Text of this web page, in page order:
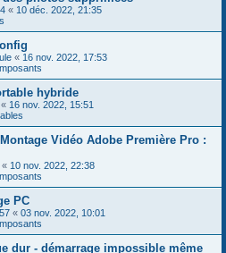
« 10 déc. 2022, 21:35
« 16 nov. 2022, 17:53
hybride
« 16 nov. 2022, 15:51
Vidéo Adobe Première Pro :
« 10 nov. 2022, 22:38
PC
« 03 nov. 2022, 10:01
dur - démarrage impossible même